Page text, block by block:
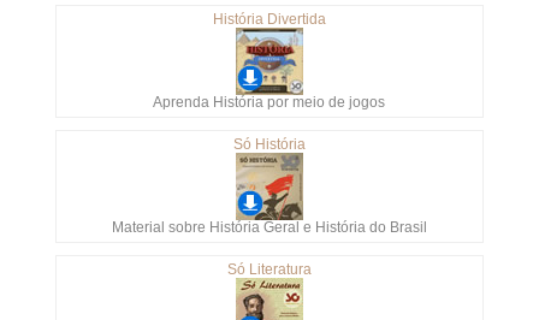
História Divertida
Aprenda História por meio de jogos
Só História
Material sobre História Geral e História do Brasil
Só Literatura